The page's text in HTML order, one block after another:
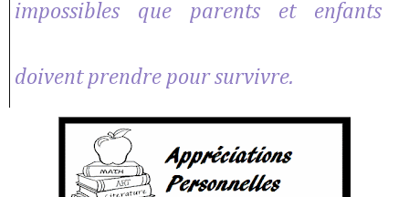
impossibles que parents et enfants
doivent prendre pour survivre.